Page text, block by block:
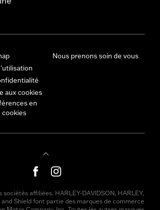
aux cookies
en
cookies
Nous prenons soin de vous
affiliées. HARLEY-DAVIDSON, HARLEY,
Shield font partie des marques de commerce